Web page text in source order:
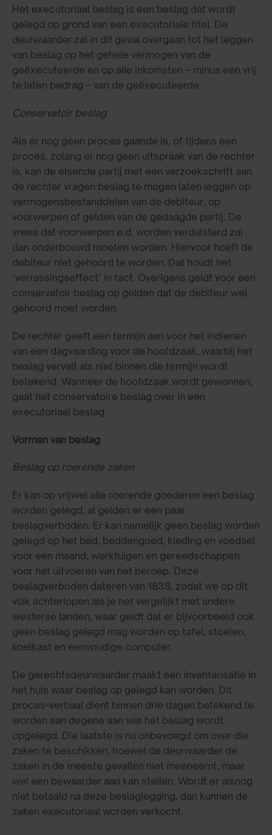
Het executoriaal beslag is een beslag dat wordt
gelegd op grond van een executoriale titel. De
deurwaarder zal in dit geval overgaan tot het leggen
van beslag op het gehele vermogen van de
geëxecuteerde en op alle inkomsten – minus een vrij
te laten bedrag – van de geëxecuteerde.
Conservatoir beslag
Als er nog geen proces gaande is, of tijdens een
proces, zolang er nog geen uitspraak van de rechter
is, kan de eisende partij met een verzoekschrift aan
de rechter vragen beslag te mogen laten leggen op
vermogensbestanddelen van de debiteur, op
voorwerpen of gelden van de gedaagde partij. De
vrees dat voorwerpen e.d. worden verduisterd zal
dan onderbouwd moeten worden. Hiervoor hoeft de
debiteur niet gehoord te worden. Dat houdt het
‘verrassingseffect’ in tact. Overigens geldt voor een
conservatoir beslag op gelden dat de debiteur wel
gehoord moet worden.
De rechter geeft een termijn aan voor het indienen
van een dagvaarding voor de hoofdzaak, waarbij het
beslag vervalt als niet binnen die termijn wordt
betekend. Wanneer de hoofdzaak wordt gewonnen,
gaat het conservatoire beslag over in een
executoriaal beslag.
Vormen van beslag
Beslag op roerende zaken
Er kan op vrijwel alle roerende goederen een beslag
worden gelegd, al gelden er een paar
beslagverboden. Er kan namelijk geen beslag worden
gelegd op het bed, beddengoed, kleding en voedsel
voor een maand, werktuigen en gereedschappen
voor het uitvoeren van het beroep. Deze
beslagverboden dateren van 1838, zodat we op dit
vlak achterlopen als je het vergelijkt met andere
westerse landen, waar geldt dat er bijvoorbeeld ook
geen beslag gelegd mag worden op tafel, stoelen,
koelkast en eenvoudige computer.
De gerechtsdeurwaarder maakt een inventarisatie in
het huis waar beslag op gelegd kan worden. Dit
proces-verbaal dient binnen drie dagen betekend te
worden aan degene aan wie het beslag wordt
opgelegd. Die laatste is nu onbevoegd om over die
zaken te beschikken, hoewel de deurwaarder de
zaken in de meeste gevallen niet meeneemt, maar
wel een bewaarder aan kan stellen. Wordt er alsnog
niet betaald na deze beslaglegging, dan kunnen de
zaken executoriaal worden verkocht.